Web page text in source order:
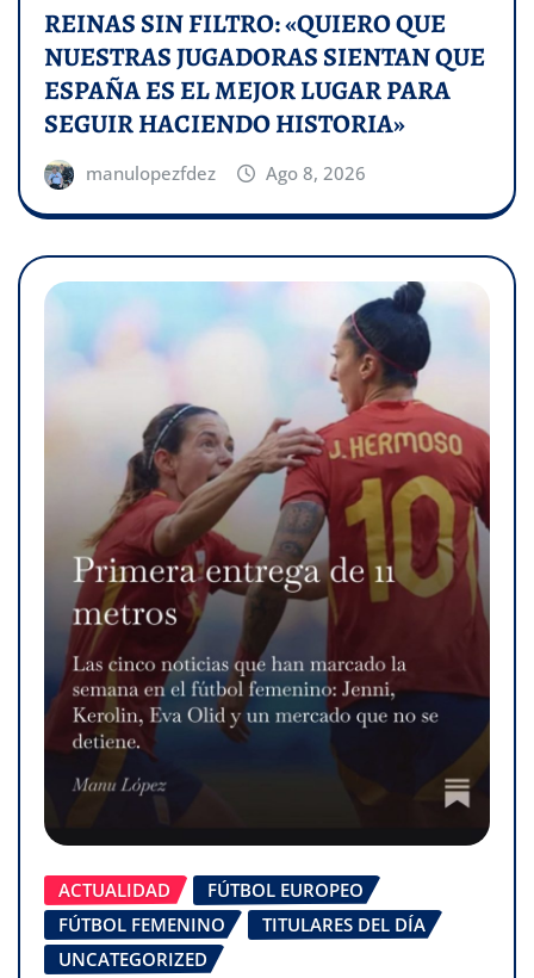
REINAS SIN FILTRO: «QUIERO QUE
NUESTRAS JUGADORAS SIENTAN QUE
ESPAÑA ES EL MEJOR LUGAR PARA
SEGUIR HACIENDO HISTORIA»
manulopezfdez Ago 8, 2026
ACTUALIDAD
FÚTBOL EUROPEO
FÚTBOL FEMENINO
TITULARES DEL DÍA
UNCATEGORIZED